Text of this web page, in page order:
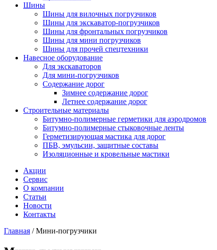
Шины
Шины для вилочных погрузчиков
Шины для экскаватор-погрузчиков
Шины для фронтальных погрузчиков
Шины для мини погрузчиков
Шины для прочей спецтехники
Навесное оборудование
Для экскаваторов
Для мини-погрузчиков
Содержание дорог
Зимнее содержание дорог
Летнее содержание дорог
Строительные материалы
Битумно-полимерные герметики для аэродромов
Битумно-полимерные стыковочные ленты
Герметизирующая мастика для дорог
ПБВ, эмульсии, защитные составы
Изоляционные и кровельные мастики
Акции
Сервис
О компании
Статьи
Новости
Контакты
Главная /Мини-погрузчики